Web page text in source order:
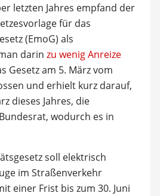
letzten Jahres empfand der
für das
(EmoG) als
darin zu wenig Anreize
Gesetz am 5. März vom
und erhielt kurz darauf,
dieses Jahres, die
wodurch es in
soll elektrisch
im Straßenverkehr
einer Frist bis zum 30. Juni